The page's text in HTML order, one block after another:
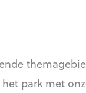
park met